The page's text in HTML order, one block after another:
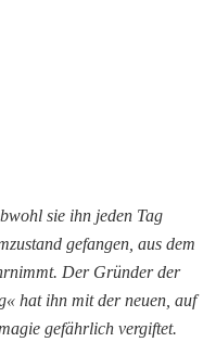
sie ihn jeden Tag
gefangen, aus dem
Der Gründer der
hat ihn mit der neuen, auf
gefährlich vergiftet.